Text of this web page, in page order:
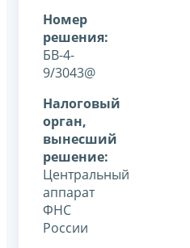
Номер
решения:
БВ-4-
9/3043@
Налоговый
орган,
вынесший
решение:
Центральный
аппарат
ФНС
России